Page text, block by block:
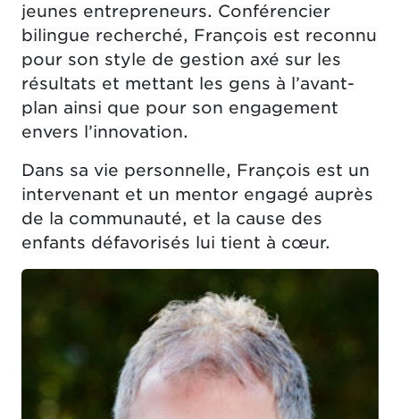
jeunes entrepreneurs. Conférencier
bilingue recherché, François est reconnu
pour son style de gestion axé sur les
résultats et mettant les gens à l’avant-
plan ainsi que pour son engagement
envers l’innovation.
Dans sa vie personnelle, François est un
intervenant et un mentor engagé auprès
de la communauté, et la cause des
enfants défavorisés lui tient à cœur.